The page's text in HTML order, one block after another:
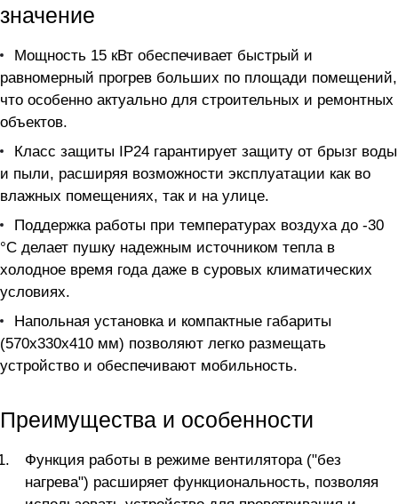
значение
Мощность 15 кВт обеспечивает быстрый и
равномерный прогрев больших по площади помещений,
что особенно актуально для строительных и ремонтных
объектов.
Класс защиты IP24 гарантирует защиту от брызг воды
и пыли, расширяя возможности эксплуатации как во
влажных помещениях, так и на улице.
Поддержка работы при температурах воздуха до -30
°С делает пушку надежным источником тепла в
холодное время года даже в суровых климатических
условиях.
Напольная установка и компактные габариты
(570x330x410 мм) позволяют легко размещать
устройство и обеспечивают мобильность.
Преимущества и особенности
Функция работы в режиме вентилятора ("без
нагрева") расширяет функциональность, позволяя